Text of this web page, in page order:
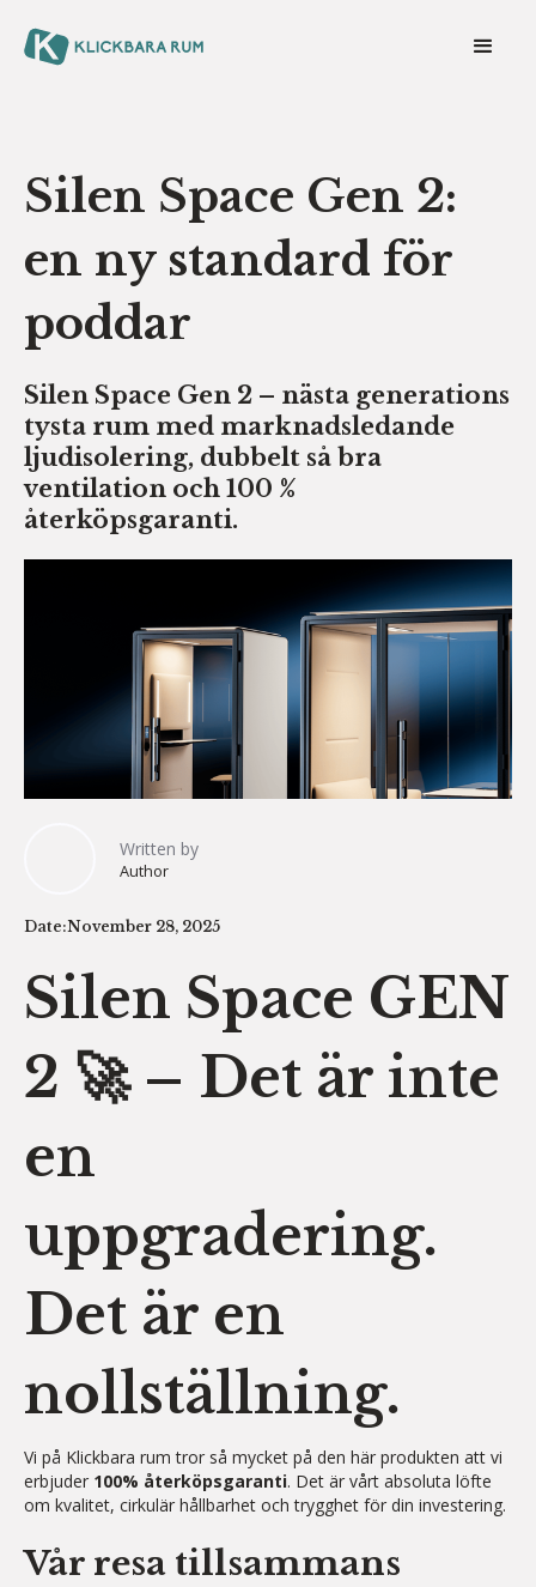
Silen Space Gen 2:
en ny standard för
poddar
Silen Space Gen 2 – nästa generations
tysta rum med marknadsledande
ljudisolering, dubbelt så bra
ventilation och 100 %
återköpsgaranti.
Written by
Author
Date:November 28, 2025
Silen Space GEN
2 🚀 – Det är inte
en
uppgradering.
Det är en
nollställning.
Vi på Klickbara rum tror så mycket på den här produkten att vi
erbjuder 100% återköpsgaranti. Det är vårt absoluta löfte
om kvalitet, cirkulär hållbarhet och trygghet för din investering.
Vår resa tillsammans